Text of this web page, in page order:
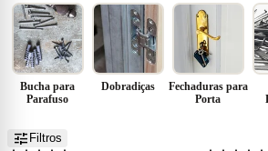
Bucha para
Parafuso
Dobradiças
Fechaduras para
Porta
tune Filtros